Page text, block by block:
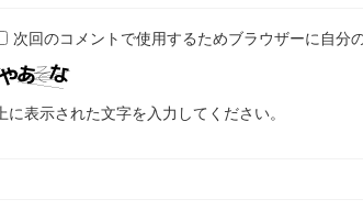
次回のコメントで使用するためブラウザーに自分
上に表示された文字を入力してください。